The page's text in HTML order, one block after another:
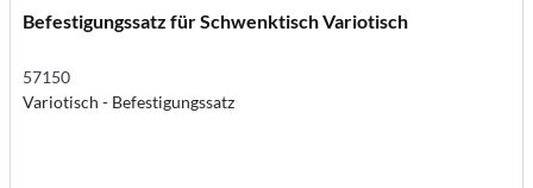
Befestigungssatz für Schwenktisch Variotisch
57150
Variotisch - Befestigungssatz